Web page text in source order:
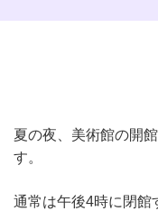
夏の夜、美術館の開
す。
通常は午後4時に閉館